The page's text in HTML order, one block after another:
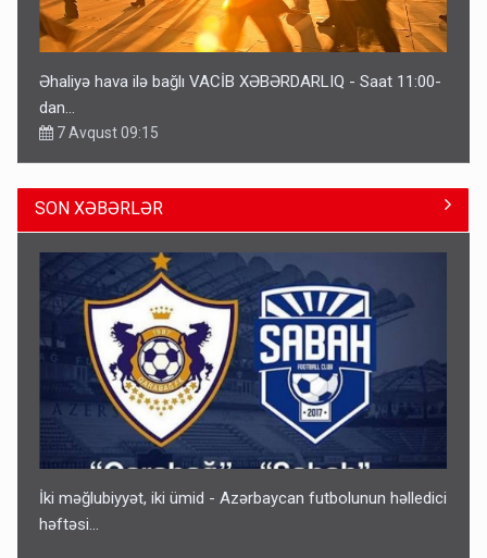
Əhaliyə hava ilə bağlı VACİB XƏBƏRDARLIQ - Saat 11:00-
dan…
7 Avqust 09:15
Gedişi var, dönüşü yox: Bakı-Tbilisi-Bakı qatarına bilet
satışından böyük narazılıq
SON XƏBƏRLƏR
İki məğlubiyyət, iki ümid - Azərbaycan futbolunun həlledici
həftəsi...